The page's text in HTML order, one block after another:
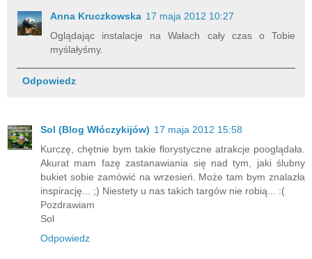
Anna Kruczkowska 17 maja 2012 10:27
Oglądając instalacje na Wałach cały czas o Tobie
myślałyśmy.
Odpowiedz
Sol (Blog Włóczykijów) 17 maja 2012 15:58
Kurczę, chętnie bym takie florystyczne atrakcje pooglądała.
Akurat mam fazę zastanawiania się nad tym, jaki ślubny
bukiet sobie zamówić na wrzesień. Może tam bym znalazła
inspirację... ;) Niestety u nas takich targów nie robią... :(
Pozdrawiam
Sol
Odpowiedz